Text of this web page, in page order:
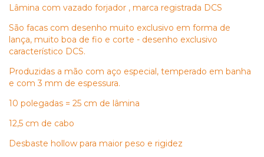
Lâmina com vazado forjador , marca registrada DCS
São facas com desenho muito exclusivo em forma de
lança, muito boa de fio e corte - desenho exclusivo
característico DCS.
Produzidas a mão com aço especial, temperado em banha
e com 3 mm de espessura.
10 polegadas = 25 cm de lâmina
12,5 cm de cabo
Desbaste hollow para maior peso e rigidez